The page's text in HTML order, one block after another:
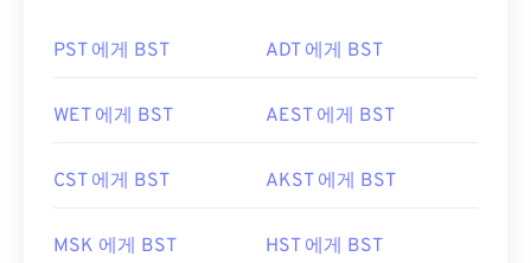
PST 에게 BST ADT 에게 BST
WET 에게 BST AEST 에게 BST
CST 에게 BST AKST 에게 BST
MSK 에게 BST HST 에게 BST